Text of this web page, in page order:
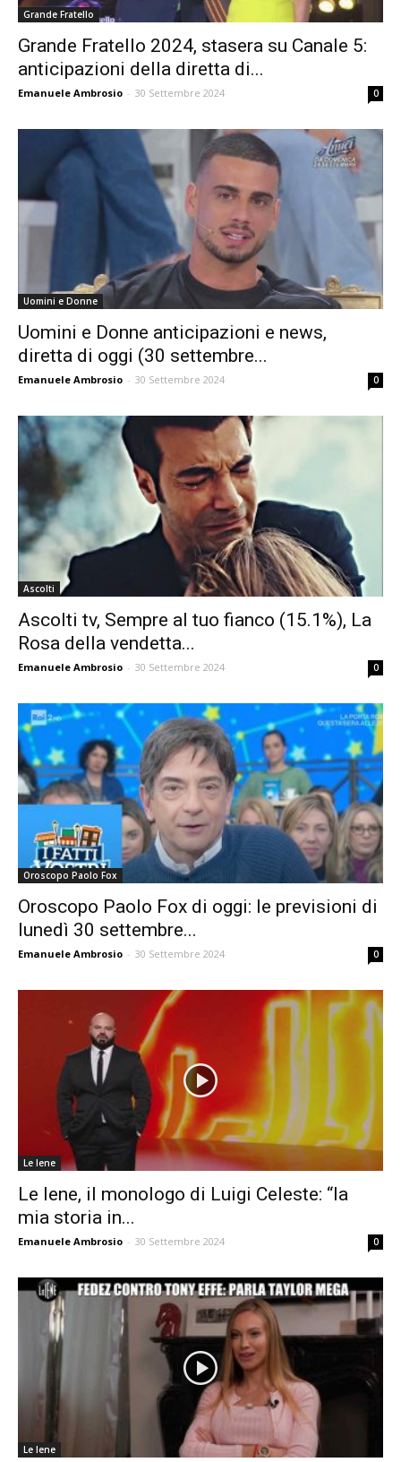
Grande Fratello
Grande Fratello 2024, stasera su Canale 5:
anticipazioni della diretta di...
Emanuele Ambrosio - 30 Settembre 2024 0
Uomini e Donne
Uomini e Donne anticipazioni e news,
diretta di oggi (30 settembre...
Emanuele Ambrosio - 30 Settembre 2024 0
Ascolti
Ascolti tv, Sempre al tuo fianco (15.1%), La
Rosa della vendetta...
Emanuele Ambrosio - 30 Settembre 2024 0
Oroscopo Paolo Fox
Oroscopo Paolo Fox di oggi: le previsioni di
lunedì 30 settembre...
Emanuele Ambrosio - 30 Settembre 2024 0
Le Iene
Le Iene, il monologo di Luigi Celeste: “la
mia storia in...
Emanuele Ambrosio - 30 Settembre 2024 0
Le Iene